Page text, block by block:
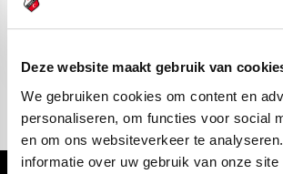
Deze website maakt gebruik van
We gebruiken cookies om content en
personaliseren, om functies voor social
en om ons websiteverkeer te
informatie over uw gebruik van onze site